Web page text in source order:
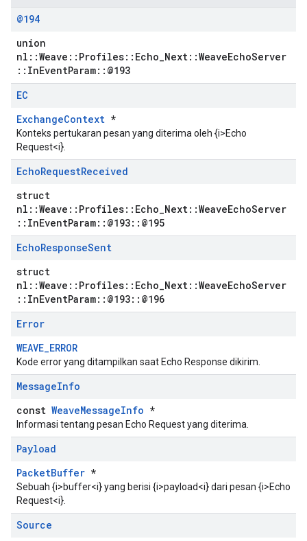
@194
union
nl::Weave::Profiles::Echo_Next::WeaveEchoServer
::InEventParam::@193
EC
ExchangeContext *
Konteks pertukaran pesan yang diterima oleh {i>Echo
Request<i}.
EchoRequestReceived
struct
nl::Weave::Profiles::Echo_Next::WeaveEchoServer
::InEventParam::@193::@195
EchoResponseSent
struct
nl::Weave::Profiles::Echo_Next::WeaveEchoServer
::InEventParam::@193::@196
Error
WEAVE_ERROR
Kode error yang ditampilkan saat Echo Response dikirim.
MessageInfo
const WeaveMessageInfo *
Informasi tentang pesan Echo Request yang diterima.
Payload
PacketBuffer *
Sebuah {i>buffer<i} yang berisi {i>payload<i} dari pesan {i>Echo
Request<i}.
Source